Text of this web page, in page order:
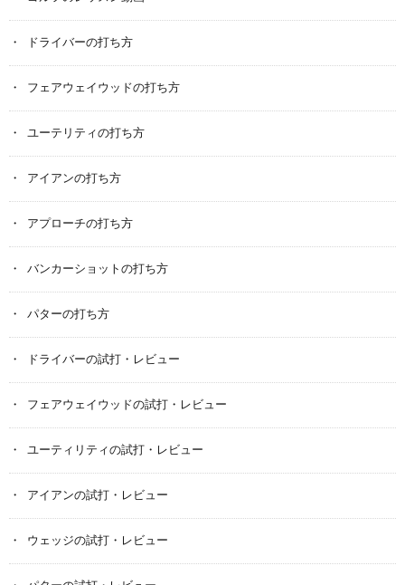
ドライバーの打ち方
フェアウェイウッドの打ち方
ユーテリティの打ち方
アイアンの打ち方
アプローチの打ち方
バンカーショットの打ち方
パターの打ち方
ドライバーの試打・レビュー
フェアウェイウッドの試打・レビュー
ユーティリティの試打・レビュー
アイアンの試打・レビュー
ウェッジの試打・レビュー